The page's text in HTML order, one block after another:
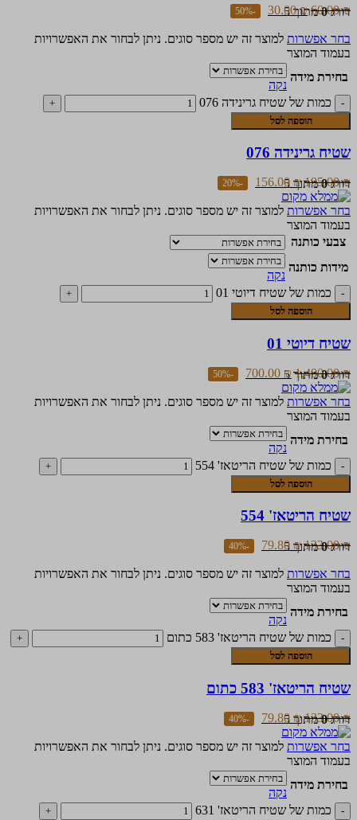
דורג0מתוך 560.00₪
30.00₪
-50%
בחר אפשרות למוצר זה יש מספר סוגים. ניתן לבחור את האפשרויות
בעמוד המוצר
בחירת מידה
נקה
כמות של שטיח גרינידה 076
הוספה לסל
שטיח גרינידה 076
דורג0מתוך 5
195.00₪
156.00 ₪
-20%
בחר אפשרות למוצר זה יש מספר סוגים. ניתן לבחור את האפשרויות
בעמוד המוצר
צבעי כותנה
מידות כותנה
נקה
כמות של שטיח דיוטי 01
הוספה לסל
שטיח דיוטי 01
דורג0מתוך 5
1,400.00₪
700.00 ₪
-50%
בחר אפשרות למוצר זה יש מספר סוגים. ניתן לבחור את האפשרויות
בעמוד המוצר
בחירת מידה
נקה
כמות של שטיח הריטאז' 554
הוספה לסל
שטיח הריטאז' 554
דורג0מתוך 5
133.00₪
79.80 ₪
-40%
בחר אפשרות למוצר זה יש מספר סוגים. ניתן לבחור את האפשרויות
בעמוד המוצר
בחירת מידה
נקה
כמות של שטיח הריטאז' 583 כתום
הוספה לסל
שטיח הריטאז' 583 כתום
דורג0מתוך 5
133.00₪
79.80 ₪
-40%
בחר אפשרות למוצר זה יש מספר סוגים. ניתן לבחור את האפשרויות
בעמוד המוצר
בחירת מידה
נקה
כמות של שטיח הריטאז' 631